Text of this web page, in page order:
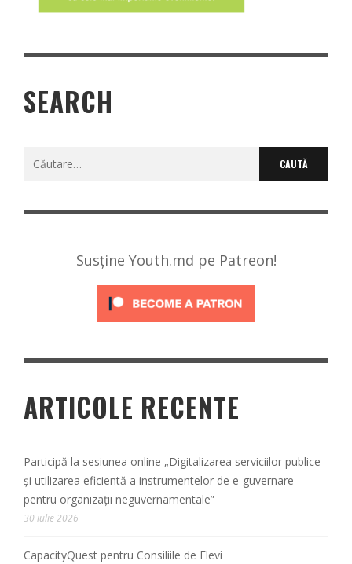
SEARCH
Caută
Susține Youth.md pe Patreon!
ARTICOLE RECENTE
Participă la sesiunea online „Digitalizarea serviciilor publice
și utilizarea eficientă a instrumentelor de e-guvernare
pentru organizații neguvernamentale”
30 iulie 2026
CapacityQuest pentru Consiliile de Elevi